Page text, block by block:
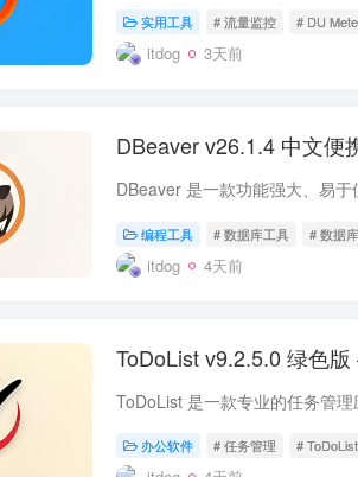
实用工具 # 流量监控 # DU
itdog 3天前
DBeaver v26.1.4 中文
编程工具 # 数据库工具 # 数据
itdog 4天前
ToDoList v9.2.5.0 绿色
办公软件 # 任务管理 # ToDoList